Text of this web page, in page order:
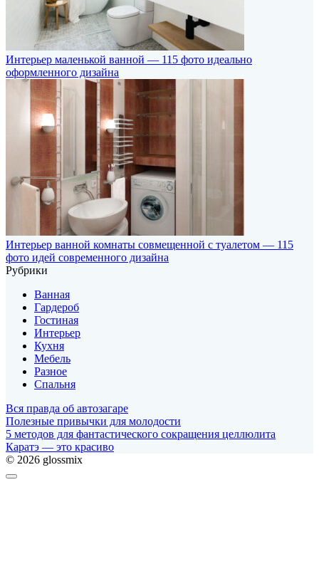
Интерьер маленькой ванной — 115 фото идеально
оформленного дизайна
Интерьер ванной комнаты совмещенной с туалетом — 115
фото идей современного дизайна
Рубрики
Ванная
Гардероб
Гостиная
Интерьер
Кухня
Мебель
Разное
Спальня
Вся правда об автозагаре
Полезные привычки для молодости
5 методов для фантастического сокращения целлюлита
Каратэ — это красиво
© 2026 glossmix